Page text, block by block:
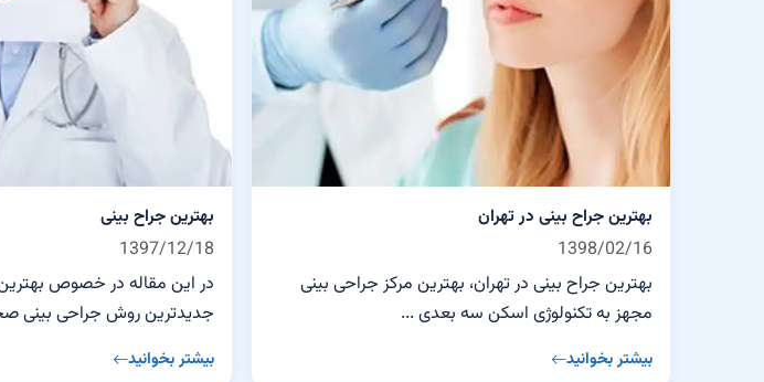
بهترین جراح بینی در تهران
1398/02/16
بهترین جراح بینی در تهران، بهترین مرکز جراحی بینی
مجهز به تکنولوژی اسکن سه بعدی ...
بیشتر بخوانید
بهترین جراح بینی
1397/12/18
در این مقاله در خصوص
جدیدترین روش جراحی بینی
بیشتر بخوانید